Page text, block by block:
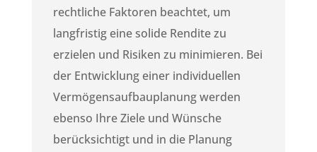
rechtliche Faktoren beachtet, um
langfristig eine solide Rendite zu
erzielen und Risiken zu minimieren. Bei
der Entwicklung einer individuellen
Vermögensaufbauplanung werden
ebenso Ihre Ziele und Wünsche
berücksichtigt und in die Planung